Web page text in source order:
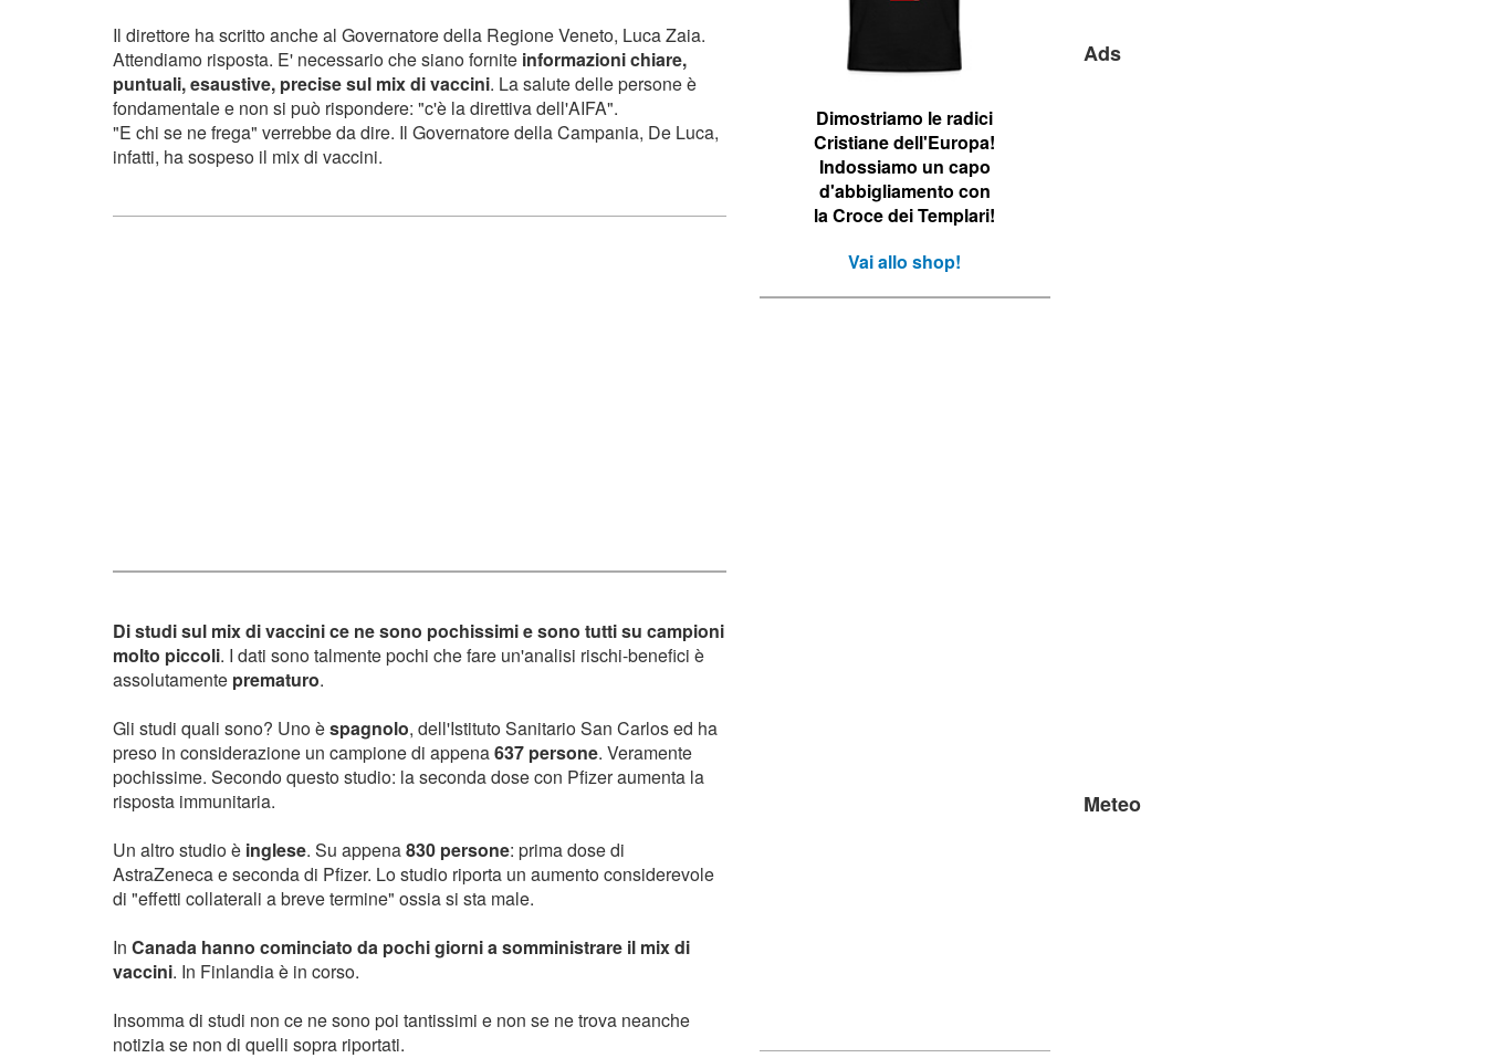
Il direttore ha scritto anche al Governatore della Regione Veneto, Luca Zaia.
Attendiamo risposta. E' necessario che siano fornite informazioni chiare,
puntuali, esaustive, precise sul mix di vaccini. La salute delle persone è
fondamentale e non si può rispondere: "c'è la direttiva dell'AIFA".
"E chi se ne frega" verrebbe da dire. Il Governatore della Campania, De Luca,
infatti, ha sospeso il mix di vaccini.
Di studi sul mix di vaccini ce ne sono pochissimi e sono tutti su campioni
molto piccoli. I dati sono talmente pochi che fare un'analisi rischi-benefici è
assolutamente prematuro.
Gli studi quali sono? Uno èspagnolo, dell'Istituto Sanitario San Carlos ed ha
preso in considerazione un campione di appena637 persone. Veramente
pochissime. Secondo questo studio: la seconda dose con Pfizer aumenta la
risposta immunitaria.
Un altro studio è inglese. Su appena830 persone: prima dose di
AstraZeneca e seconda di Pfizer. Lo studio riporta un aumento considerevole
di "effetti collaterali a breve termine" ossia si sta male.
In Canada hanno cominciato da pochi giorni a somministrare il mix di
vaccini. In Finlandia è in corso.
Insomma di studi non ce ne sono poi tantissimi e non se ne trova neanche
notizia se non di quelli sopra riportati.
Dimostriamo le radici
Cristiane dell'Europa!
Indossiamo un capo
d'abbigliamento con
la Croce dei Templari!
Vai allo shop!
Ads
Meteo